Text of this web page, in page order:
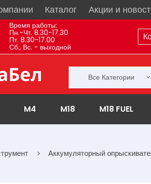
Каталог Акции и
Время работы:
Пн.-Чт. 8.30-17.30
Пт. 8.30-17.00
Сб., Вс. - выходной
Все Категории
M4 M18 M18 FUEL
Аккумуляторный